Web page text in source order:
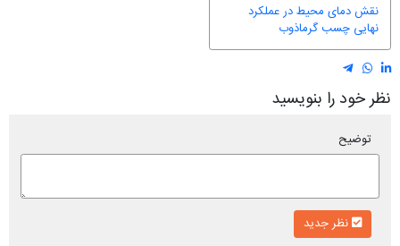
نقش دمای محیط در عملکرد
نهایی چسب گرماذوب
نظر خود را بنویسید
توضیح
نظر جدید